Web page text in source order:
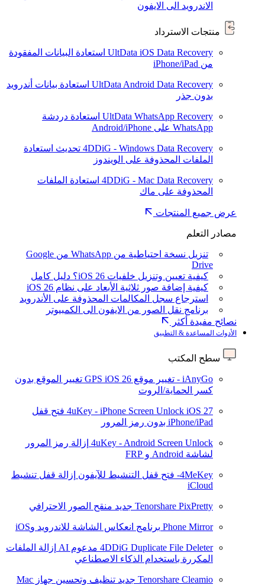
الاندرويد الى الايفون
منتجات الاسترداد
UltData iOS Data Recovery استعادة البيانات المفقودة
من iPhone/iPad
UltData Android Data Recovery استعادة بيانات أندرويد
بدون جذر
UltData WhatsApp Recovery استعادة دردشة
WhatsApp على Android/iPhone
4DDiG - Windows Data Recovery تحديث استعادة
الملفات المحذوفة على الويندوز
4DDiG - Mac Data Recovery استعادة الملفات
المحذوفة على ماك
عرض جميع المنتجات
مصادر التعلم
تنزيل نسخة احتياطية من WhatsApp من Google
Drive
كيفية تعيين وتنزيل خلفيات iOS 26؟ دليل كامل
كيفية إضافة صور ثلاثية الأبعاد على نظام iOS 26
استرجاع سجل المكالمات المحذوفة على الأندرويد
برنامج نقل الصور من الايفون الى الكمبيوتر
نصائح مفيدة أكثر
الأدوات المساعدة & التطبيق
سطح المكتب
iAnyGo - تغيير موقع GPS iOS 26
تغيير الموقع بدون
كسر الحماية/الروت
4uKey - iPhone Screen Unlock iOS 27
فتح قفل
iPhone/iPad بدون رمز المرور
4uKey - Android Screen Unlock إزالة رمز المرور
لشاشة Android و FRP
4MeKey- فتح قفل التنشيط للآيفون
إزالة قفل تنشيط
iCloud
Tenorshare PixPretty جديد منقح الصور الاحترافي
Phone Mirror برنامج انعكاس الشاشة للاندرويد وiOS
4DDiG Duplicate File Deleter مدعوم AI
إزالة الملفات
المكررة باستخدام الذكاء الاصطناعي
Tenorshare Cleamio جديد
تنظيف وتحسين جهاز Mac